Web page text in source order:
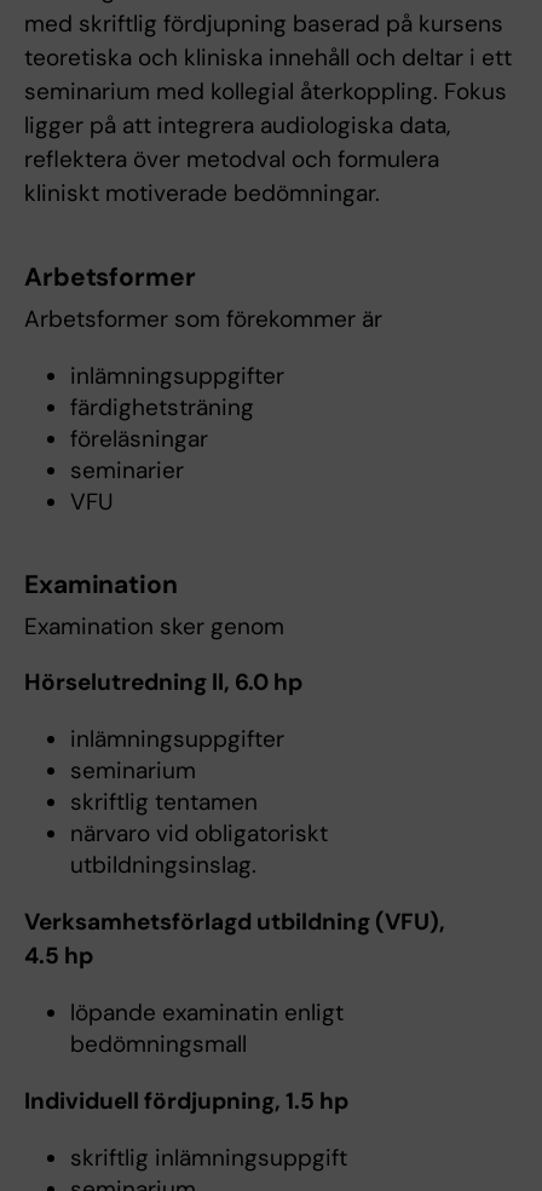
med skriftlig fördjupning baserad på kursens
teoretiska och kliniska innehåll och deltar i ett
seminarium med kollegial återkoppling. Fokus
ligger på att integrera audiologiska data,
reflektera över metodval och formulera
kliniskt motiverade bedömningar.
Arbetsformer
Arbetsformer som förekommer är
inlämningsuppgifter
färdighetsträning
föreläsningar
seminarier
VFU
Examination
Examination sker genom
Hörselutredning ll, 6.0 hp
inlämningsuppgifter
seminarium
skriftlig tentamen
närvaro vid obligatoriskt
utbildningsinslag.
Verksamhetsförlagd utbildning (VFU),
4.5 hp
löpande examinatin enligt
bedömningsmall
Individuell fördjupning, 1.5 hp
skriftlig inlämningsuppgift